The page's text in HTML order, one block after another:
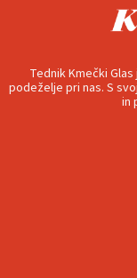
Tednik Kmečki
podeželje pri nas. S
in